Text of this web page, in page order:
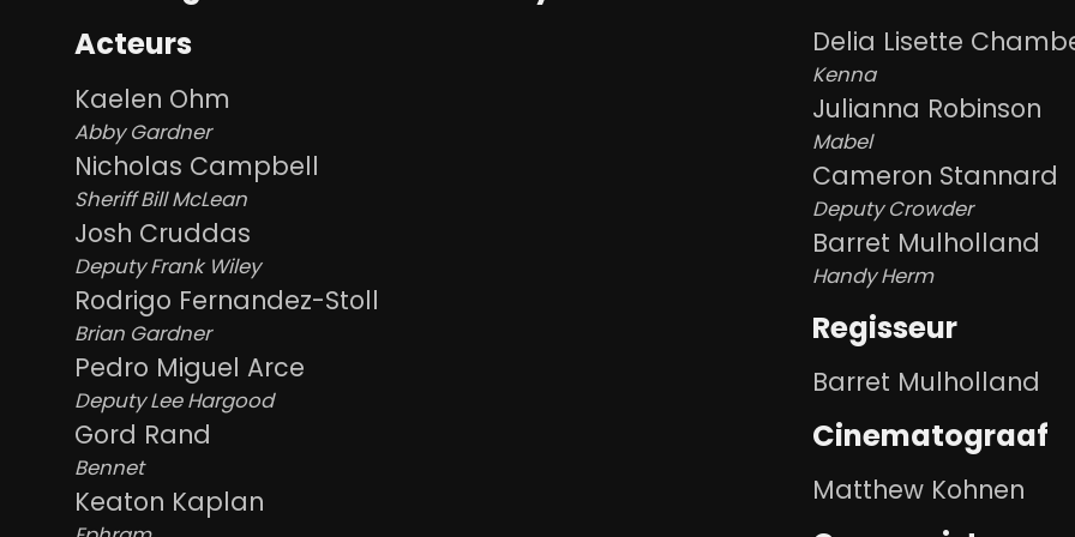
Acteurs
Kaelen Ohm
Abby Gardner
Nicholas Campbell
Sheriff Bill McLean
Josh Cruddas
Deputy Frank Wiley
Rodrigo Fernandez-Stoll
Brian Gardner
Pedro Miguel Arce
Deputy Lee Hargood
Gord Rand
Bennet
Keaton Kaplan
Delia Lisette
Kenna
Julianna Robinson
Mabel
Cameron Stannard
Deputy Crowder
Barret Mulholland
Handy Herm
Regisseur
Barret Mulholland
Cinematograaf
Matthew Kohnen